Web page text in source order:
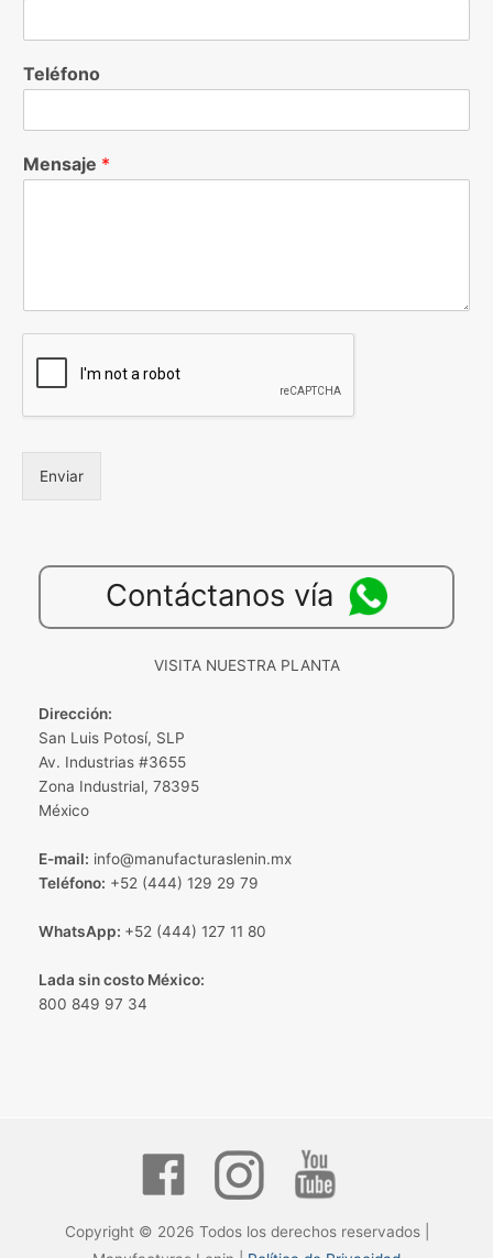
Teléfono
Mensaje *
Enviar
Contáctanos vía
VISITA NUESTRA PLANTA
Dirección:
San Luis Potosí, SLP
Av. Industrias #3655
Zona Industrial, 78395
México
E-mail: info@manufacturaslenin.mx
Teléfono: +52 (444) 129 29 79
WhatsApp: +52 (444) 127 11 80
Lada sin costo México:
800 849 97 34
Copyright © 2026 Todos los derechos reservados |